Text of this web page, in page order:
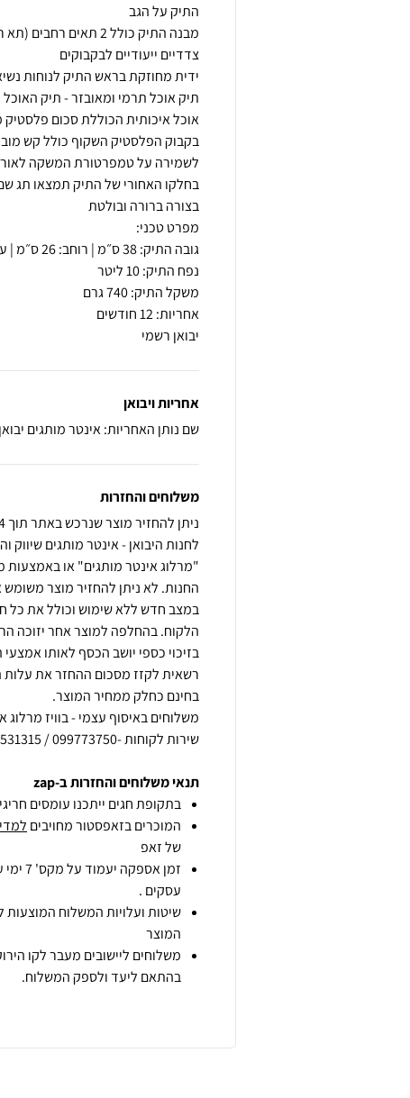
תיק אוכל תרמי ומאובזר - תיק
בקבוק הפלסטיק השקוף כולל קש
בחלקו האחורי של התיק תמצאו תג
יבואן רשמי
אחריות ויבואן
שם נותן האחריות: אינטר מותגים
משלוחים והחזרות
לחנות היבואן - אינטר מותגים שיווק
"מרלוג אינטר מותגים" או
החנות. לא ניתן להחזיר מוצר משומש
במצב חדש ללא שימוש וכולל את כל
הלקוח. בהחלפה למוצר אחר יזוכה
רשאית לקזז מסכום ההחזר את עלות
שירות לקוחות -099773750 / 0549531315 וואצאפ
תנאי משלוחים והחזרות ב-zap
בתקופת חגים ייתכנו עומסים
המוכרים בזאפסטור מחויבים
של זאפ
זמן אספקה יעמוד על מקס' 7 ימי עסקים מיום הזמנה,
עסקים .
שיטות ועלויות המשלוח המוצעות
המוצר
משלוחים ליישובים מעבר לקו
בהתאם ליעד ולספק המשלוח.